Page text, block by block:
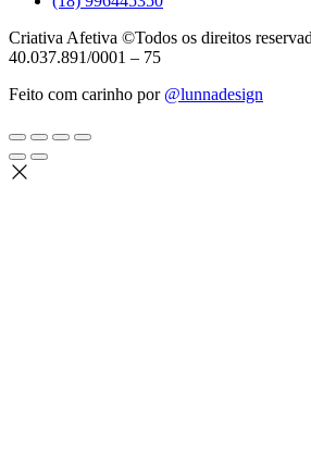
Criativa Afetiva ©Todos os direitos
40.037.891/0001 – 75
Feito com carinho por @lunnadesign